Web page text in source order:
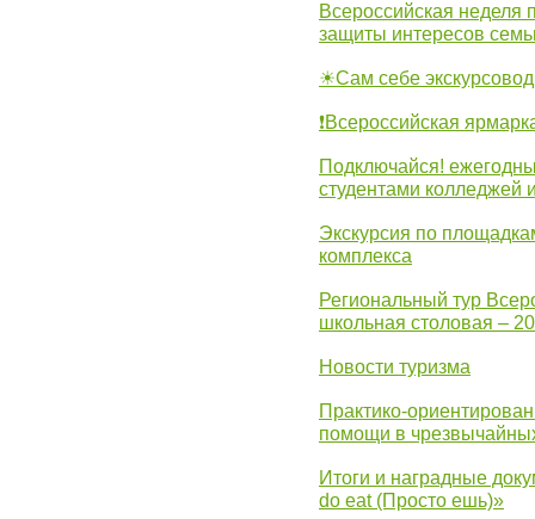
Всероссийская
защиты интересов
☀Сам себе экскурсовод
❗Всероссийская
Подключайся!
студентами колледжей
Экскурсия по
комплекса
Региональный тур
школьная столовая –
Новости туризма
Практико-
помощи в
Итоги и наградные
do eat (Просто ешь)»